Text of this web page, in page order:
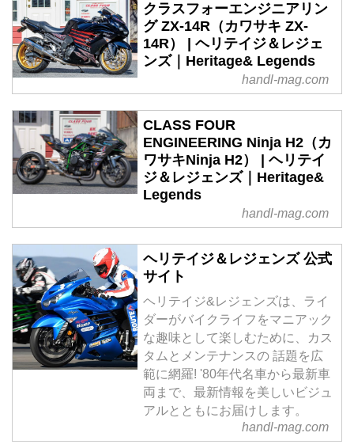
クラスフォーエンジニアリン
グ ZX-14R（カワサキ ZX-
14R） | ヘリテイジ＆レジェ
ンズ｜Heritage& Legends
handl-mag.com
CLASS FOUR
ENGINEERING Ninja H2（カ
ワサキNinja H2） | ヘリテイ
ジ＆レジェンズ｜Heritage&
Legends
handl-mag.com
ヘリテイジ＆レジェンズ 公式
サイト
ヘリテイジ&レジェンズは、ライ
ダーがバイクライフをマニアック
な趣味として楽しむために、カス
タムとメンテナンスの 話題を広
範に網羅! '80年代名車から最新車
両まで、最新情報を美しいビジュ
アルとともにお届けします。
handl-mag.com